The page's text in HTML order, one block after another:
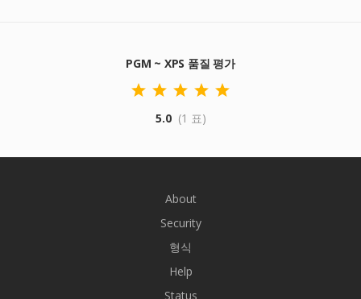
PGM ~ XPS 품질 평가
5.0 (1 표)
About
Security
형식
Help
Status